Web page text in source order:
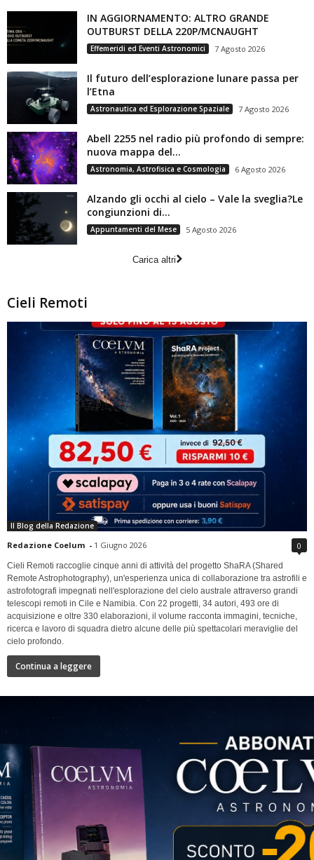
IN AGGIORNAMENTO: ALTRO GRANDE
OUTBURST DELLA 220P/MCNAUGHT
Effemeridi ed Eventi Astronomici 7 Agosto 2026
Il futuro dell’esplorazione lunare passa per
l’Etna
Astronautica ed Esplorazione Spaziale 7 Agosto 2026
Abell 2255 nel radio più profondo di sempre:
nuova mappa del...
Astronomia, Astrofisica e Cosmologia 6 Agosto 2026
Alzando gli occhi al cielo – Vale la sveglia?Le
congiunzioni di...
Appuntamenti del Mese 5 Agosto 2026
Carica altri
Cieli Remoti
Il Blog della Redazione
Redazione Coelum - 1 Giugno 2026 0
Cieli Remoti raccoglie cinque anni di attività del progetto ShaRA (Shared
Remote Astrophotography), un'esperienza unica di collaborazione tra astrofili e
astrofotografi impegnati nell'esplorazione del cielo australe attraverso grandi
telescopi remoti in Cile e Namibia. Con 22 progetti, 34 autori, 493 ore di
acquisizione e oltre 330 elaborazioni, il volume racconta immagini, tecniche,
ricerca e lavoro di squadra dietro alcune delle più spettacolari meraviglie del
cielo profondo.
Continua a leggere